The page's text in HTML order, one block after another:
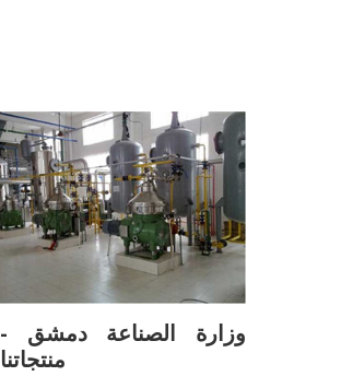
وزارة الصناعة دمشق -
منتجاتنا